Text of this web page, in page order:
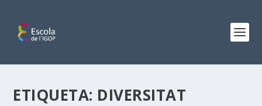
ETIQUETA: DIVERSITAT